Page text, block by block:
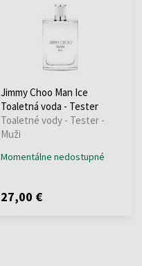
Jimmy Choo Man Ice
Toaletná voda - Tester
Toaletné vody - Tester -
Muži
Momentálne nedostupné
27,00 €